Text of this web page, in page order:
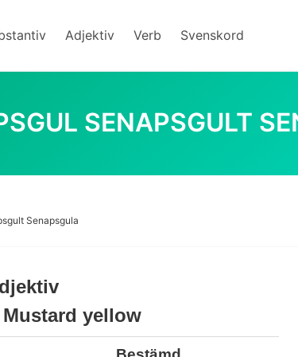
Adjektiv Verb Svenskord
SENAPSGULT
Senapsgula
Mustard yellow